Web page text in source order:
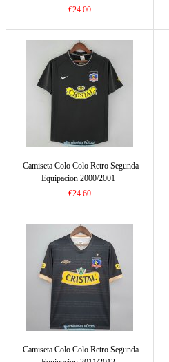
€24.00
Camiseta Colo Colo Retro Segunda
Equipacion 2000/2001
€24.60
Camiseta Colo Colo Retro Segunda